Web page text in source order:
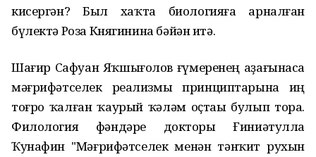
кисергән? Был хаҡта биологияға арналған
бүлектә Роза Княгинина бәйән итә.
Шағир Сафуан Яҡшығолов ғүмеренең аҙағынаса
мәғрифәтселек реализмы принциптарына иң
тоғро ҡалған ҡаурый ҡәләм оҫтаһы булып тора.
Филология фәндәре докторы Ғиниәтулла
Ҡунафин "Мәғрифәтселек менән тәнҡит рухын